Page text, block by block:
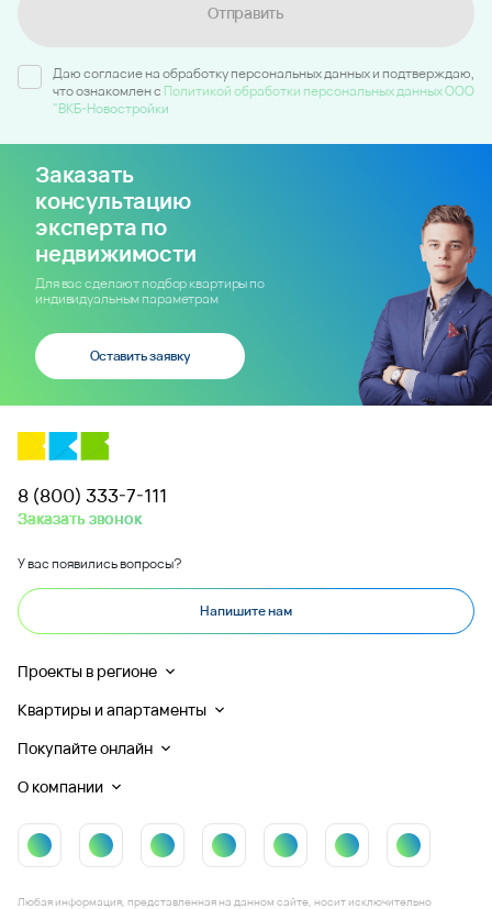
Отправить
Даю согласие на обработку персональных данных и подтверждаю,
что ознакомлен c Политикой обработки персональных данных ООО
"ВКБ-Новостройки
Заказать
консультацию
эксперта по
недвижимости
Для вас сделают подбор квартиры по
индивидуальным параметрам
Оставить заявку
8 (800) 333-7-111
Заказать звонок
У вас появились вопросы?
Напишите нам
Проекты в регионе
Квартиры и апартаменты
Покупайте онлайн
О компании
Любая информация, представленная на данном сайте, носит исключительно